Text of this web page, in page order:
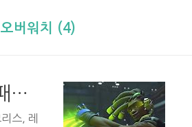
오버워치 (4)
[오버워치 패치노트] 4월 12일 본서버 패치내용
스, 레